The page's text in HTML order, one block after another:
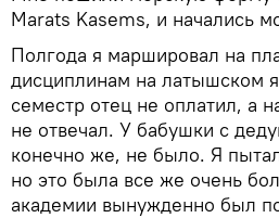
Marats Kasems, и начались
Полгода я маршировал на
дисциплинам на латышском
семестр отец не оплатил, а
не отвечал. У бабушки с
конечно же, не было. Я
но это была все же очень
академии вынужденно был